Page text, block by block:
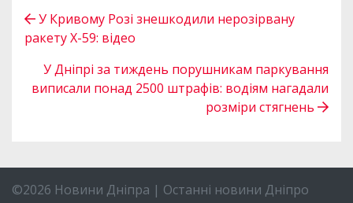
У Кривому Розі знешкодили нерозірвану
ракету Х-59: відео
У Дніпрі за тиждень порушникам паркування
виписали понад 2500 штрафів: водіям нагадали
розміри стягнень
©2026 Новини Дніпра | Останні новини Дніпро